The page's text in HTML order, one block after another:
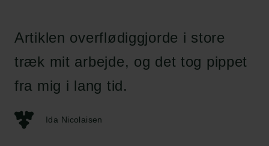
Artiklen overflødiggjorde i store
træk mit arbejde, og det tog pippet
fra mig i lang tid.
Ida Nicolaisen